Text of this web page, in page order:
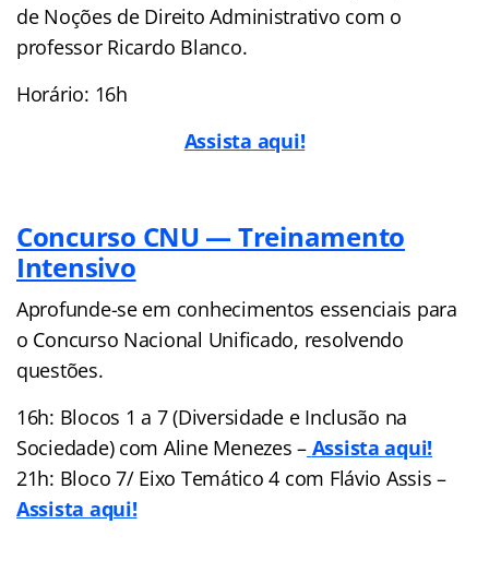
de Noções de Direito Administrativo com o
professor Ricardo Blanco.
Horário: 16h
Assista aqui!
Concurso CNU — Treinamento
Intensivo
Aprofunde-se em conhecimentos essenciais para
o Concurso Nacional Unificado, resolvendo
questões.
16h: Blocos 1 a 7 (Diversidade e Inclusão na
Sociedade) com Aline Menezes – Assista aqui!
21h: Bloco 7/ Eixo Temático 4 com Flávio Assis –
Assista aqui!